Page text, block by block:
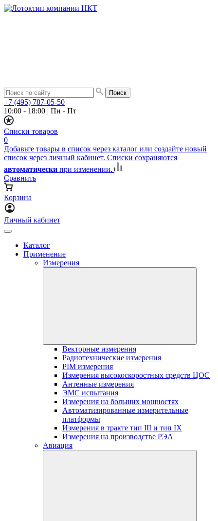
+7 (495) 787-05-50
10:00 - 18:00 | Пн - Пт
Списки товаров
0
Добавьте товары в список через каталог или создайте новый
список через личный кабинет. Списки сохраняются
автоматически при изменении.
Сравнить
Корзина
Личный кабинет
Каталог
Применение
Измерения
Векторные измерения
Радиотехнические измерения
PIM измерения
Измерения высокоскоростных средств ЦОС
Антенные измерения
ЭМС испытания
Измерения на больших мощностях
Автоматизированные измерительные
платформы
Измерения в тракте тип III и тип IX
Измерения на производстве РЭА
Авиация